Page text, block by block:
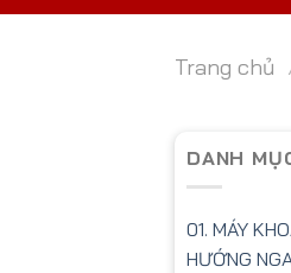
Trang chủ
DANH
01. MÁY
HƯỚNG